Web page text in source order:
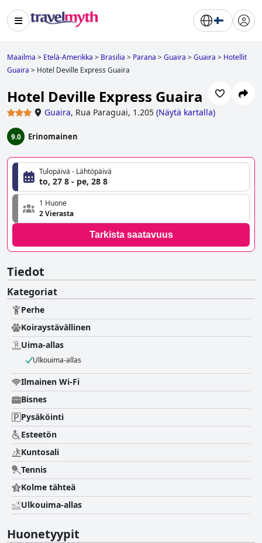
Maailma > Etelä-Amerikka > Brasilia > Parana >Guaira >Guaira > Hotellit
Guaira > Hotel Deville Express Guaira
Hotel Deville Express Guaira
Guaira, Rua Paraguai, 1.205 (Näytä kartalla)
9.0 Erinomainen
Tulopäivä - Lähtöpäivä
to, 27 8 - pe, 28 8
1 Huone
2 Vierasta
Tarkista saatavuus
Tiedot
Kategoriat
Perhe
Koiraystävällinen
Uima-allas
Ulkouima-allas
Ilmainen Wi-Fi
Bisnes
Pysäköinti
Esteetön
Kuntosali
Tennis
Kolme tähteä
Ulkouima-allas
Huonetyypit